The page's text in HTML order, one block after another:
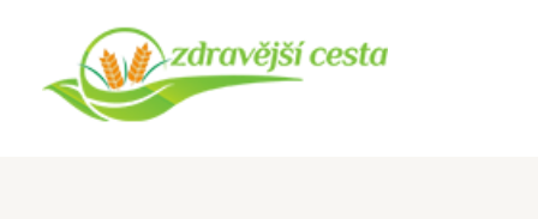
obsah